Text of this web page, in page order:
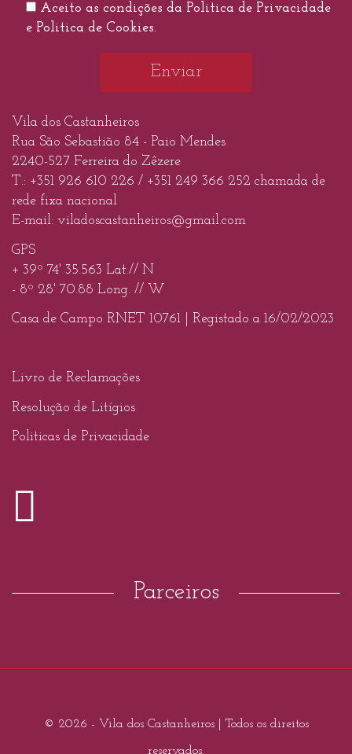
Aceito as condições da Politica de Privacidade
e Politica de Cookies.
Vila dos Castanheiros
Rua São Sebastião 84 - Paio Mendes
2240-527 Ferreira do Zêzere
T.: +351 926 610 226 / +351 249 366 252 chamada de
rede fixa nacional
E-mail: viladoscastanheiros@gmail.com
GPS
+ 39º 74' 35.563 Lat.// N
- 8º 28' 70.88 Long. // W
Casa de Campo RNET 10761 | Registado a 16/02/2023
Livro de Reclamações
Resolução de Litígios
Politicas de Privacidade
Parceiros
© 2026 - Vila dos Castanheiros | Todos os direitos
reservados.